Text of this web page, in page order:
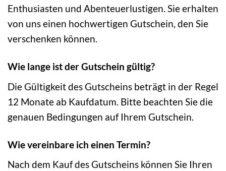
Enthusiasten und Abenteuerlustigen. Sie erhalten
von uns einen hochwertigen Gutschein, den Sie
verschenken können.
Wie lange ist der Gutschein gültig?
Die Gültigkeit des Gutscheins beträgt in der Regel
12 Monate ab Kaufdatum. Bitte beachten Sie die
genauen Bedingungen auf Ihrem Gutschein.
Wie vereinbare ich einen Termin?
Nach dem Kauf des Gutscheins können Sie Ihren